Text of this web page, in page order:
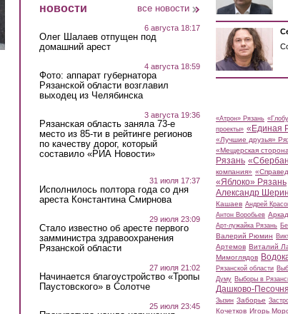
новости все новости
6 августа 18:17
Олег Шалаев отпущен под
домашний арест
4 августа 18:59
Фото: аппарат губернатора
Рязанской области возглавил
выходец из Челябинска
3 августа 19:36
Рязанская область заняла 73-е
место из 85-ти в рейтинге регионов
по качеству дорог, который
составило «РИА Новости»
31 июля 17:37
Исполнилось полтора года со дня
ареста Константина Смирнова
29 июля 23:09
Стало известно об аресте первого
замминистра здравоохранения
Рязанской области
27 июля 21:02
Начинается благоустройство «Тропы
Паустовского» в Солотче
25 июля 23:45
«Атрон» Рязань
проекты» «Единая
«Лучшие друзья»
«Мещерская
Рязань
компания»
«Яблоко» Рязань
Александр Шерин
Кашаев Андрей
Антон Воробьев
Арт-лужайка Рязань
Валерий Рюмин
Артемов Виталий
Мимоглядов
Рязанской области
Думу Выборы в
Дашково-Песочня
Зызин Заборье
Кочетков Игорь